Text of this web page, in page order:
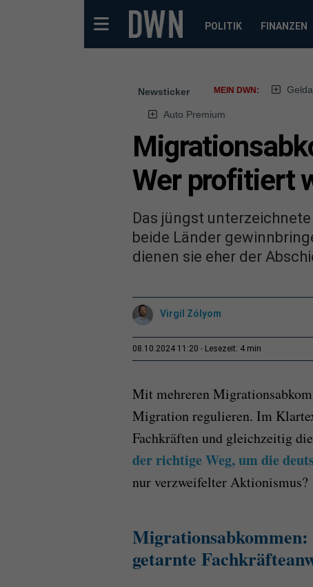
POLITIK FINANZEN
Newsticker MEIN DWN:
Auto Premium
Wer profitiert
Das jüngst
beide Länder
dienen sie eher der
Virgil Zólyom
08.10.2024 11:20 Lesezeit: 4 min
Mit mehreren
Migration regulieren. Im
Fachkräften und gleichzeitig
der richtige Weg, um die
nur verzweifelter Aktionismus?
Migrationsabkommen:
getarnte